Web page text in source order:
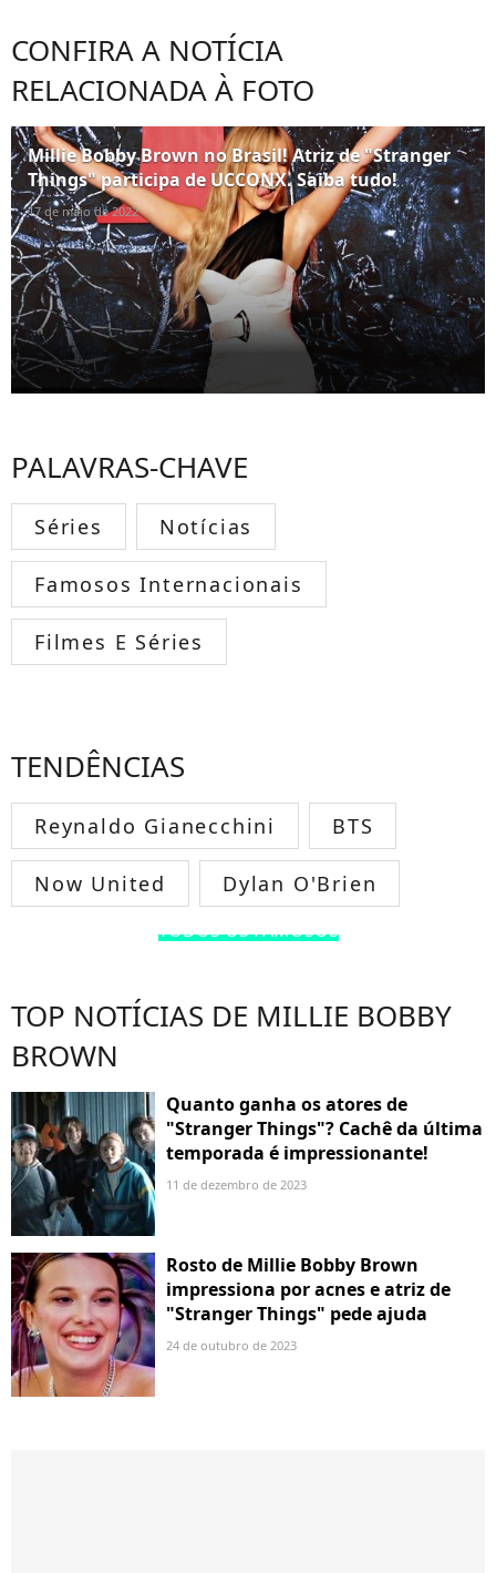
CONFIRA A NOTÍCIA
RELACIONADA À FOTO
Millie Bobby Brown no Brasil! Atriz de "Stranger
Things" participa de UCCONX. Saiba tudo!
17 de maio de 2022
PALAVRAS-CHAVE
Séries Notícias
Famosos Internacionais
Filmes E Séries
TENDÊNCIAS
Reynaldo Gianecchini BTS
Now United Dylan O'Brien
TODOS OS FAMOSOS
TOP NOTÍCIAS DE MILLIE BOBBY
BROWN
Quanto ganha os atores de
"Stranger Things"? Cachê da última
temporada é impressionante!
11 de dezembro de 2023
Rosto de Millie Bobby Brown
impressiona por acnes e atriz de
"Stranger Things" pede ajuda
24 de outubro de 2023